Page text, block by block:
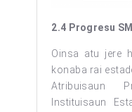
2.4 Progresu
Oinsa atu jere
konaba rai
Atribuisaun
Instituisaun